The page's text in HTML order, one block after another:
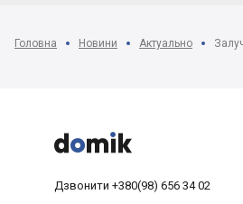
Головна Новини Актуально



Дзвонити +380(98) 656 34 02